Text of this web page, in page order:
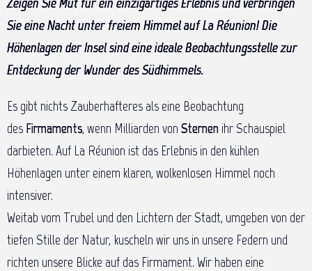
Sie eine Nacht unter freiem Himmel auf La Réunion! Die
Höhenlagen der Insel sind eine ideale Beobachtungsstelle zur
Entdeckung der Wunder des Südhimmels.
Es gibt nichts Zauberhafteres als eine Beobachtung
des Firmaments, wenn Milliarden von Sternen ihr Schauspiel
darbieten. Auf La Réunion ist das Erlebnis in den kühlen
Höhenlagen unter einem klaren, wolkenlosen Himmel noch
intensiver.
Weitab vom Trubel und den Lichtern der Stadt, umgeben von der
tiefen Stille der Natur, kuscheln wir uns in unsere Federn und
richten unsere Blicke auf das Firmament. Wir haben eine